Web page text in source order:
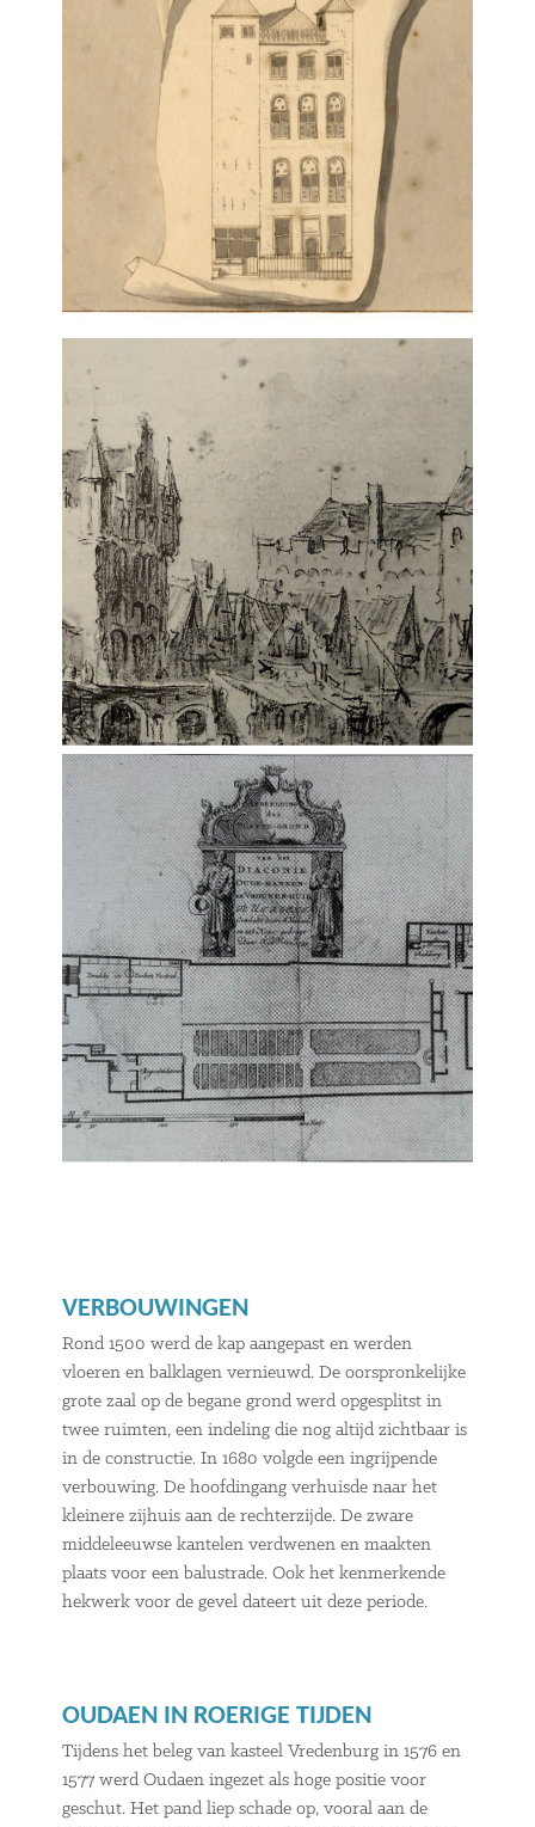
VERBOUWINGEN
Rond 1500 werd de kap aangepast en werden
vloeren en balklagen vernieuwd. De oorspronkelijke
grote zaal op de begane grond werd opgesplitst in
twee ruimten, een indeling die nog altijd zichtbaar is
in de constructie. In 1680 volgde een ingrijpende
verbouwing. De hoofdingang verhuisde naar het
kleinere zijhuis aan de rechterzijde. De zware
middeleeuwse kantelen verdwenen en maakten
plaats voor een balustrade. Ook het kenmerkende
hekwerk voor de gevel dateert uit deze periode.
OUDAEN IN ROERIGE TIJDEN
Tijdens het beleg van kasteel Vredenburg in 1576 en
1577 werd Oudaen ingezet als hoge positie voor
geschut. Het pand liep schade op, vooral aan de